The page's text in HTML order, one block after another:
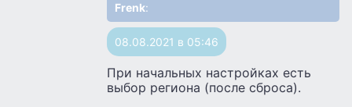
Frenk:
08.08.2021 в 05:46
При начальных настройках есть
выбор региона (после сброса).